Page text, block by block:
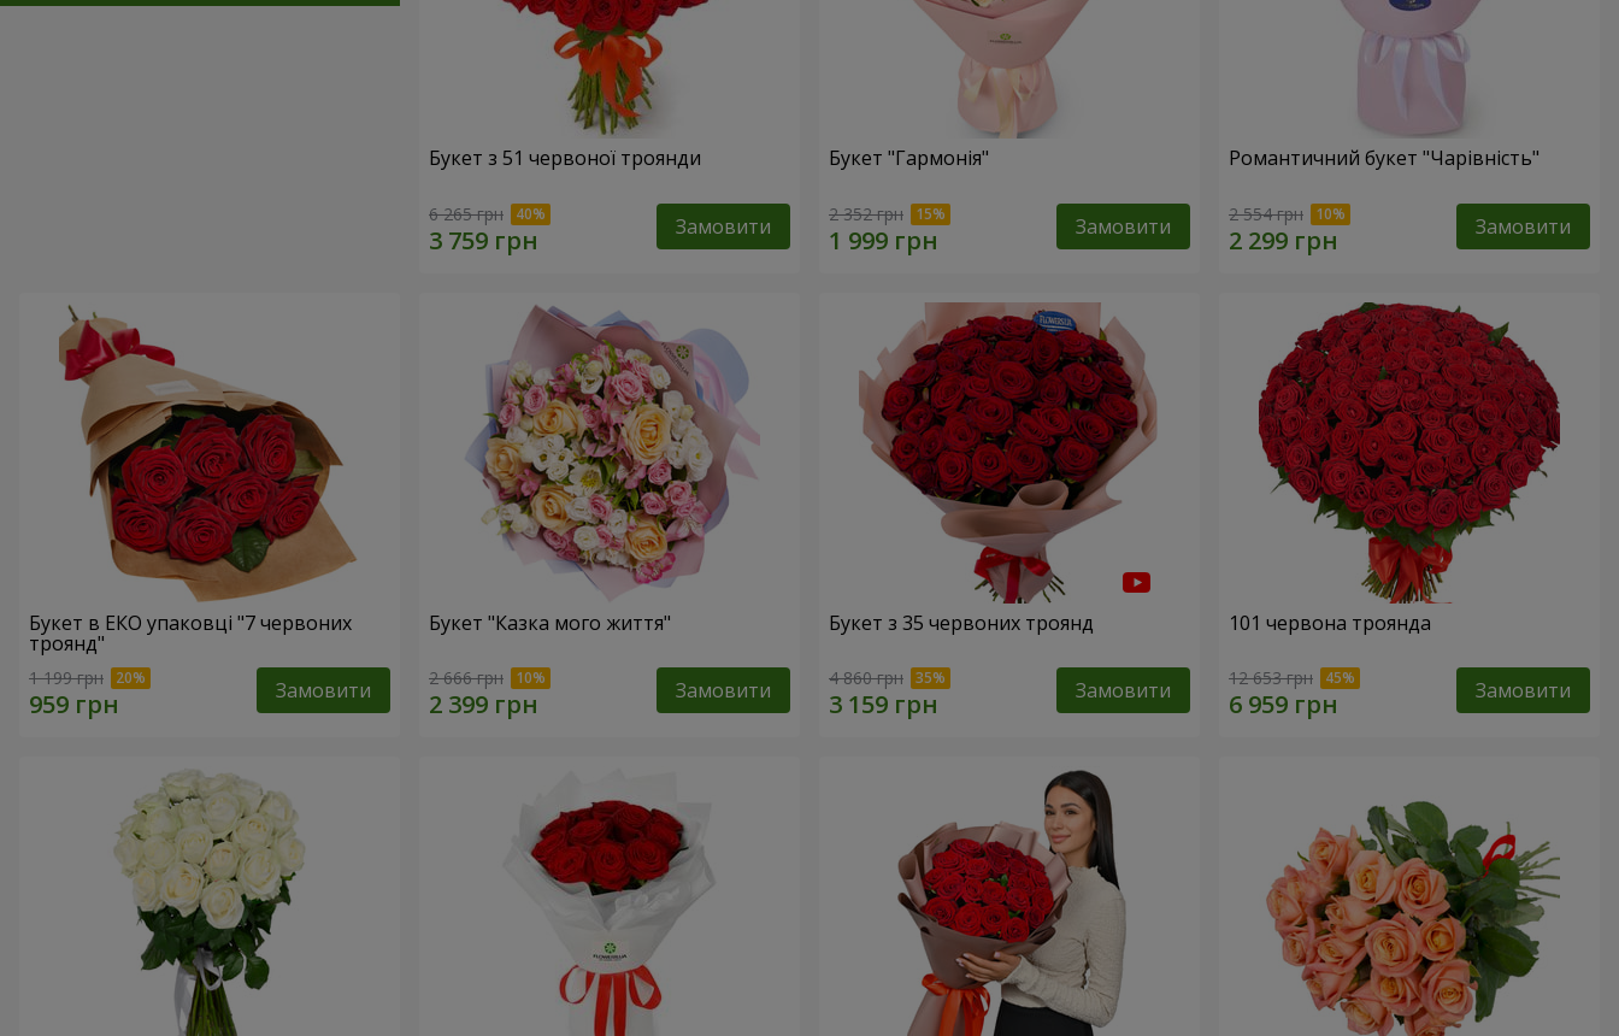
Букет з 51 червоної троянди
6 265 грн Замовити
Букет "Гармонія"
2 352 грн Замовити
Романтичний букет "Чарівність"
2 554 грн Замовити
Букет в ЕКО упаковці "7 червоних
троянд"
1 199 грн Замовити
Букет "Казка мого життя"
2 666 грн Замовити
Букет з 35 червоних троянд
4 860 грн Замовити
101 червона троянда
12 653 грн Замовити